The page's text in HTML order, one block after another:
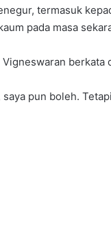
termasuk
pada masa
pun boleh.